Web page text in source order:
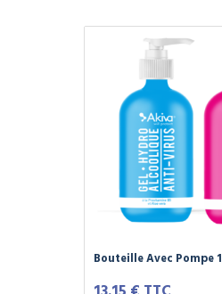
Bouteille Avec Pompe
Format Bureaux - Élu